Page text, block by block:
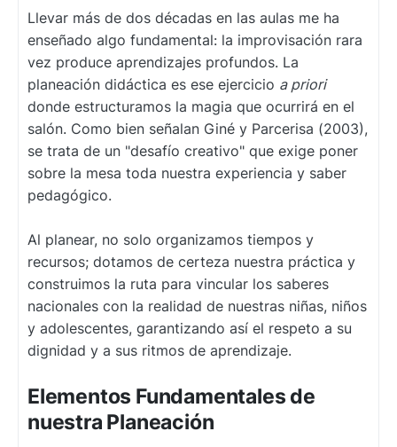
Llevar más de dos décadas en las aulas me ha
enseñado algo fundamental: la improvisación rara
vez produce aprendizajes profundos. La
planeación didáctica es ese ejercicio a priori
donde estructuramos la magia que ocurrirá en el
salón. Como bien señalan Giné y Parcerisa (2003),
se trata de un "desafío creativo" que exige poner
sobre la mesa toda nuestra experiencia y saber
pedagógico.
Al planear, no solo organizamos tiempos y
recursos; dotamos de certeza nuestra práctica y
construimos la ruta para vincular los saberes
nacionales con la realidad de nuestras niñas, niños
y adolescentes, garantizando así el respeto a su
dignidad y a sus ritmos de aprendizaje.
Elementos Fundamentales de
nuestra Planeación